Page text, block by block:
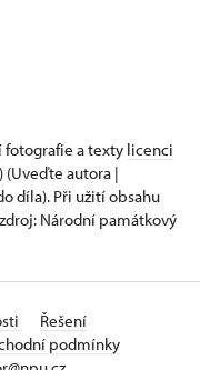
fotografie a texty licenci
(Uveďte autora |
díla). Při užití obsahu
Národní památkový
Řešení
podmínky